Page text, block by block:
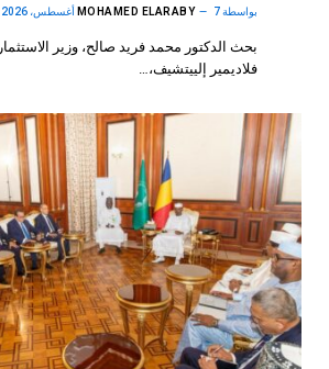
بواسطة MOHAMED ELARABY 7 أغسطس، 2026
بحث الدكتور محمد فريد صالح، وزير
فلاديمير إلييتشيف،…